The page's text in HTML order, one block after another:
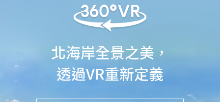
北海岸全景之美，
透過VR重新定義